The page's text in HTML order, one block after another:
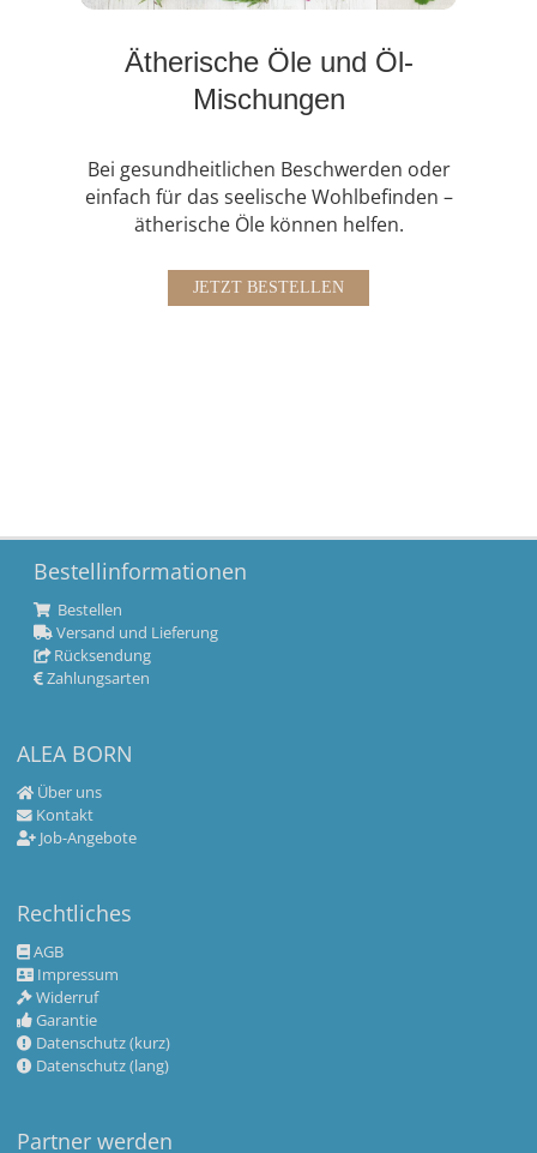
Ätherische Öle und Öl-
Mischungen
Bei gesundheitlichen Beschwerden oder
einfach für das seelische Wohlbefinden –
ätherische Öle können helfen.
JETZT BESTELLEN
Bestellinformationen
Bestellen
Versand und Lieferung
Rücksendung
Zahlungsarten
ALEA BORN
Über uns
Kontakt
Job-Angebote
Rechtliches
AGB
Impressum
Widerruf
Garantie
Datenschutz (kurz)
Datenschutz (lang)
Partner werden